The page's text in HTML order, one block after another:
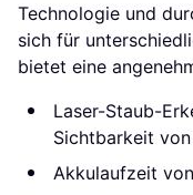
Technologie und
sich für
bietet eine
Laser-Staub-
Sichtbarkeit
Akkulaufzeit